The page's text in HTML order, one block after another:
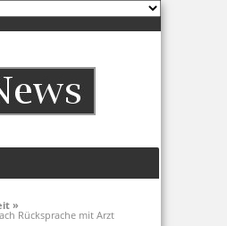
»
Rücksprache mit Arzt